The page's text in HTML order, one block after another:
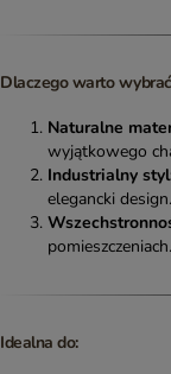
Dlaczego warto
Naturalne
wyjątkowego
Industrialny
elegancki design.
pomieszczeniach.
Idealna do: